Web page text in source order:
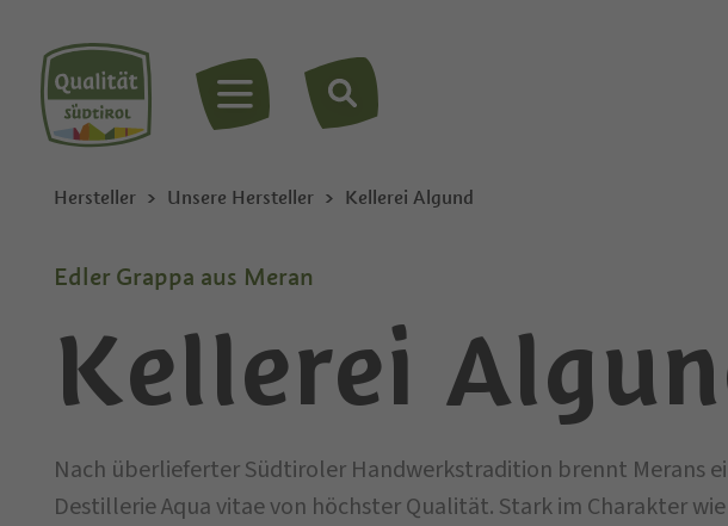
MENÜ
Hersteller Unsere Hersteller Kellerei Algund
Edler Grappa aus Meran
Kellerei
Nach überlieferter Südtiroler Handwerkstradition brennt Merans
Destillerie Aqua vitae von höchster Qualität. Stark im Charakter